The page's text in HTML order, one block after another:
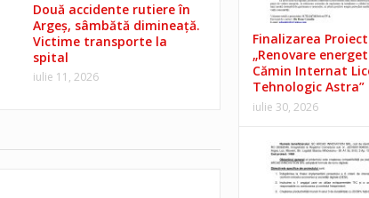
Două accidente rutiere în
Argeș, sâmbătă dimineață.
Victime transporte la
spital
iulie 11, 2026
Finalizarea
„Renovare
Cămin Internat
Tehnologic Astra”
iulie 30, 2026